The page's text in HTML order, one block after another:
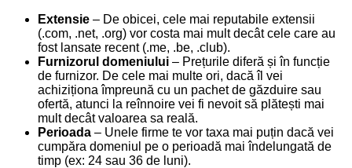
Extensie – De obicei, cele mai reputabile extensii
(.com, .net, .org) vor costa mai mult decât cele care au
fost lansate recent (.me, .be, .club).
Furnizorul domeniului – Prețurile diferă și în funcție
de furnizor. De cele mai multe ori, dacă îl vei
achiziționa împreună cu un pachet de găzduire sau
ofertă, atunci la reînnoire vei fi nevoit să plătești mai
mult decât valoarea sa reală.
Perioada – Unele firme te vor taxa mai puțin dacă vei
cumpăra domeniul pe o perioadă mai îndelungată de
timp (ex: 24 sau 36 de luni).